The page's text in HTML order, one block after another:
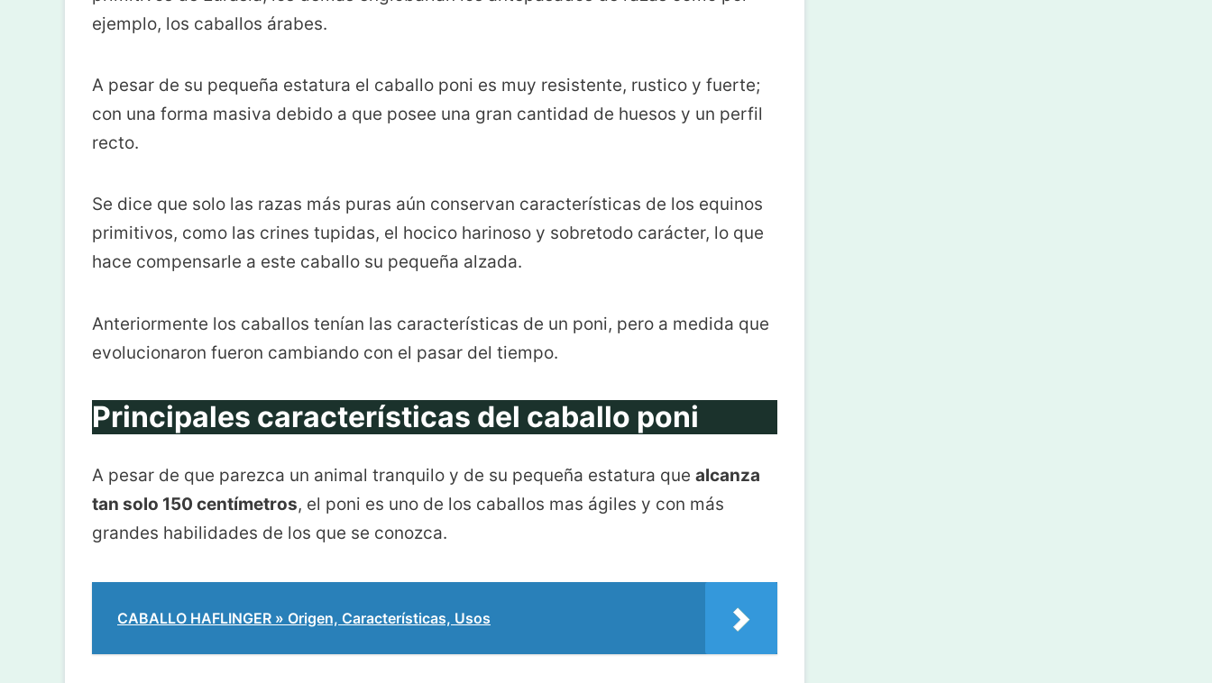
ejemplo, los caballos árabes.
A pesar de su pequeña estatura el caballo poni es muy resistente, rustico y fuerte;
con una forma masiva debido a que posee una gran cantidad de huesos y un perfil
recto.
Se dice que solo las razas más puras aún conservan características de los equinos
primitivos, como las crines tupidas, el hocico harinoso y sobretodo carácter, lo que
hace compensarle a este caballo su pequeña alzada.
Anteriormente los caballos tenían las características de un poni, pero a medida que
evolucionaron fueron cambiando con el pasar del tiempo.
Principales características del caballo poni
A pesar de que parezca un animal tranquilo y de su pequeña estatura que alcanza
tan solo 150 centímetros, el poni es uno de los caballos mas ágiles y con más
grandes habilidades de los que se conozca.
CABALLO HAFLINGER » Origen, Características, Usos